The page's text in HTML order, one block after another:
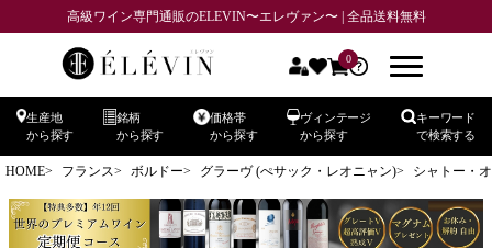
高級ワイン専門通販のELEVIN〜エレヴァン〜 | 全品送料無料
0
生産地
から探す
銘柄
から探す
価格帯
から探す
ヴィンテージ
から探す
キーワード
で検索する
HOME フランス ボルドー グラーヴ (ぺサック・レオニャン) シャトー・